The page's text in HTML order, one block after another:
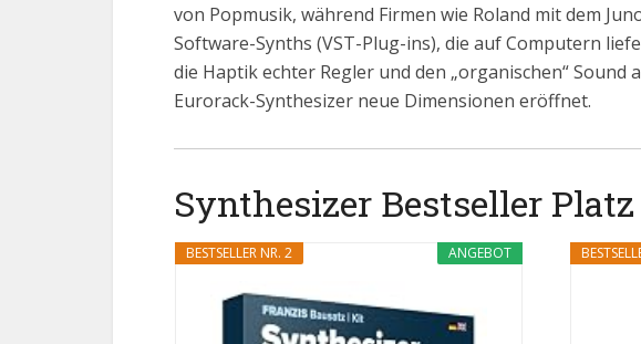
von Popmusik, während Firmen wie Roland mit dem
Software-Synths (VST-Plug-ins), die auf Computern
die Haptik echter Regler und den „organischen“
Eurorack-Synthesizer neue Dimensionen eröffnet.
Synthesizer Bestseller
ANGEBOT
BESTSELLER NR. 2